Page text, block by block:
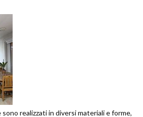
realizzati in diversi materiali e forme,